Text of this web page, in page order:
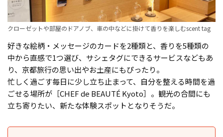
クローゼットや部屋のドアノブ、車の中などに掛けて香りを楽しむscent tag
好きな絵柄・メッセージのカードを2種類と、香りを5種類の
中から直感で1つ選び、サシェタグにできるサービスなどもあ
り、京都旅行の思い出やお土産にもぴったり。
忙しく過ごす毎日に少し立ち止まって、自分を整える時間を過
ごせる場所が［CHEF de BEAUTÉ Kyoto］。観光の合間にも
立ち寄りたい、新たな体験スポットとなりそうだ。